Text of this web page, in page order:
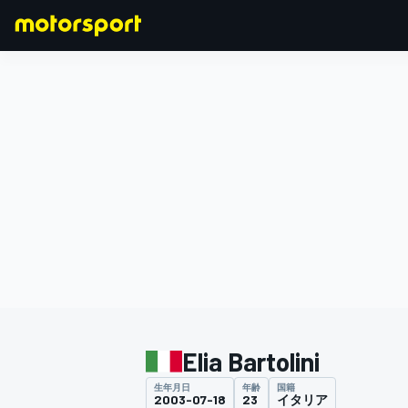
Elia Bartolini
生年月日
2003-07-18
年齢
23
国籍
イタリア